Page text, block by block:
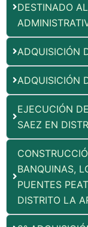
DESTINADO
ADQUISICIÓN
ADQUISICIÓN
EJECUCIÓN
SAEZ EN
BANQUINAS,
PUENTES
DISTRITO LA